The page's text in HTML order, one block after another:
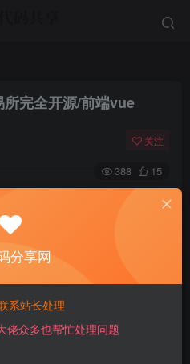
完全开源/前端vue
关注
388 15
开源/前端vue
看
超级会员
分享网
系站长处理
佬众多也帮忙处理问题